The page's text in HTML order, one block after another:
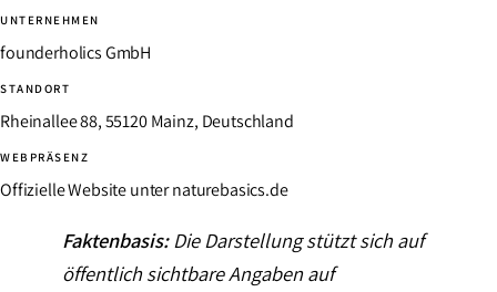
UNTERNEHMEN
founderholics GmbH
STANDORT
Rheinallee 88, 55120 Mainz, Deutschland
WEBPRÄSENZ
Offizielle Website unter naturebasics.de
Faktenbasis:Die Darstellung stützt sich auf
öffentlich sichtbare Angaben auf